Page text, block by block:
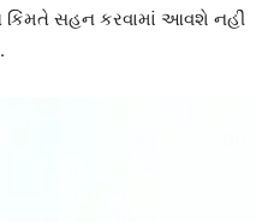
સહન કરવામાં આવશે નહીં